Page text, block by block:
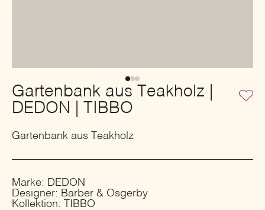
Gartenbank aus Teakholz |
DEDON | TIBBO
Gartenbank aus Teakholz
Marke: DEDON
Designer: Barber & Osgerby
Kollektion: TIBBO